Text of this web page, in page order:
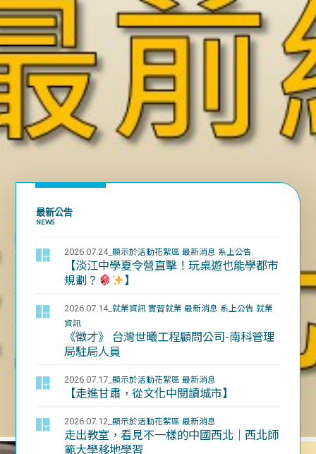
最新公告
NEWS
2026.07.24_顯示於活動花絮區 最新消息 系上公告
【淡江中學夏令營直擊！玩桌遊也能學都市
規劃？
】
2026.07.14_就業資訊 實習就業 最新消息 系上公告 就業
資訊
《徵才》 台灣世曦工程顧問公司-南科管理
局駐局人員
2026.07.17_顯示於活動花絮區 最新消息
【走進甘肅，從文化中閱讀城市】
2026.07.12_顯示於活動花絮區 最新消息
走出教室，看見不一樣的中國西北｜西北師
範大學移地學習